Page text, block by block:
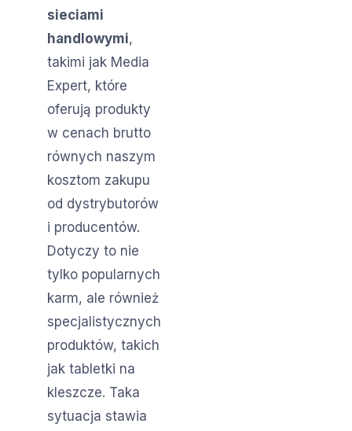
sieciami
handlowymi,
takimi jak Media
Expert, które
oferują produkty
w cenach brutto
równych naszym
kosztom zakupu
od dystrybutorów
i producentów.
Dotyczy to nie
tylko popularnych
karm, ale również
specjalistycznych
produktów, takich
jak tabletki na
kleszcze. Taka
sytuacja stawia